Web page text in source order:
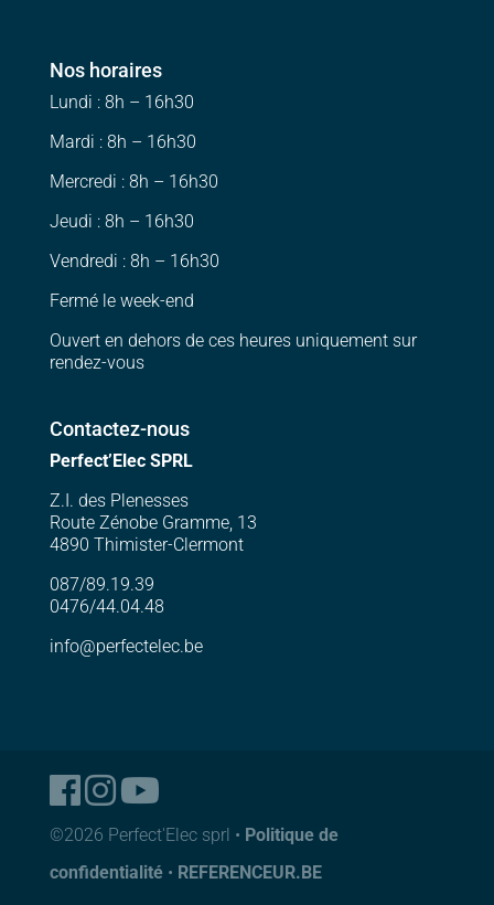
Nos horaires
Lundi : 8h – 16h30
Mardi : 8h – 16h30
Mercredi : 8h – 16h30
Jeudi : 8h – 16h30
Vendredi : 8h – 16h30
Fermé le week-end
Ouvert en dehors de ces heures uniquement sur
rendez-vous
Contactez-nous
Perfect’Elec SPRL
Z.I. des Plenesses
Route Zénobe Gramme, 13
4890 Thimister-Clermont
087/89.19.39
0476/44.04.48
info@perfectelec.be
©2026 Perfect'Elec sprl • Politique de
confidentialité• REFERENCEUR.BE